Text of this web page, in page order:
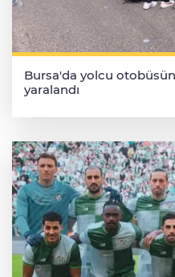
Bursa'da yolcu
yaralandı